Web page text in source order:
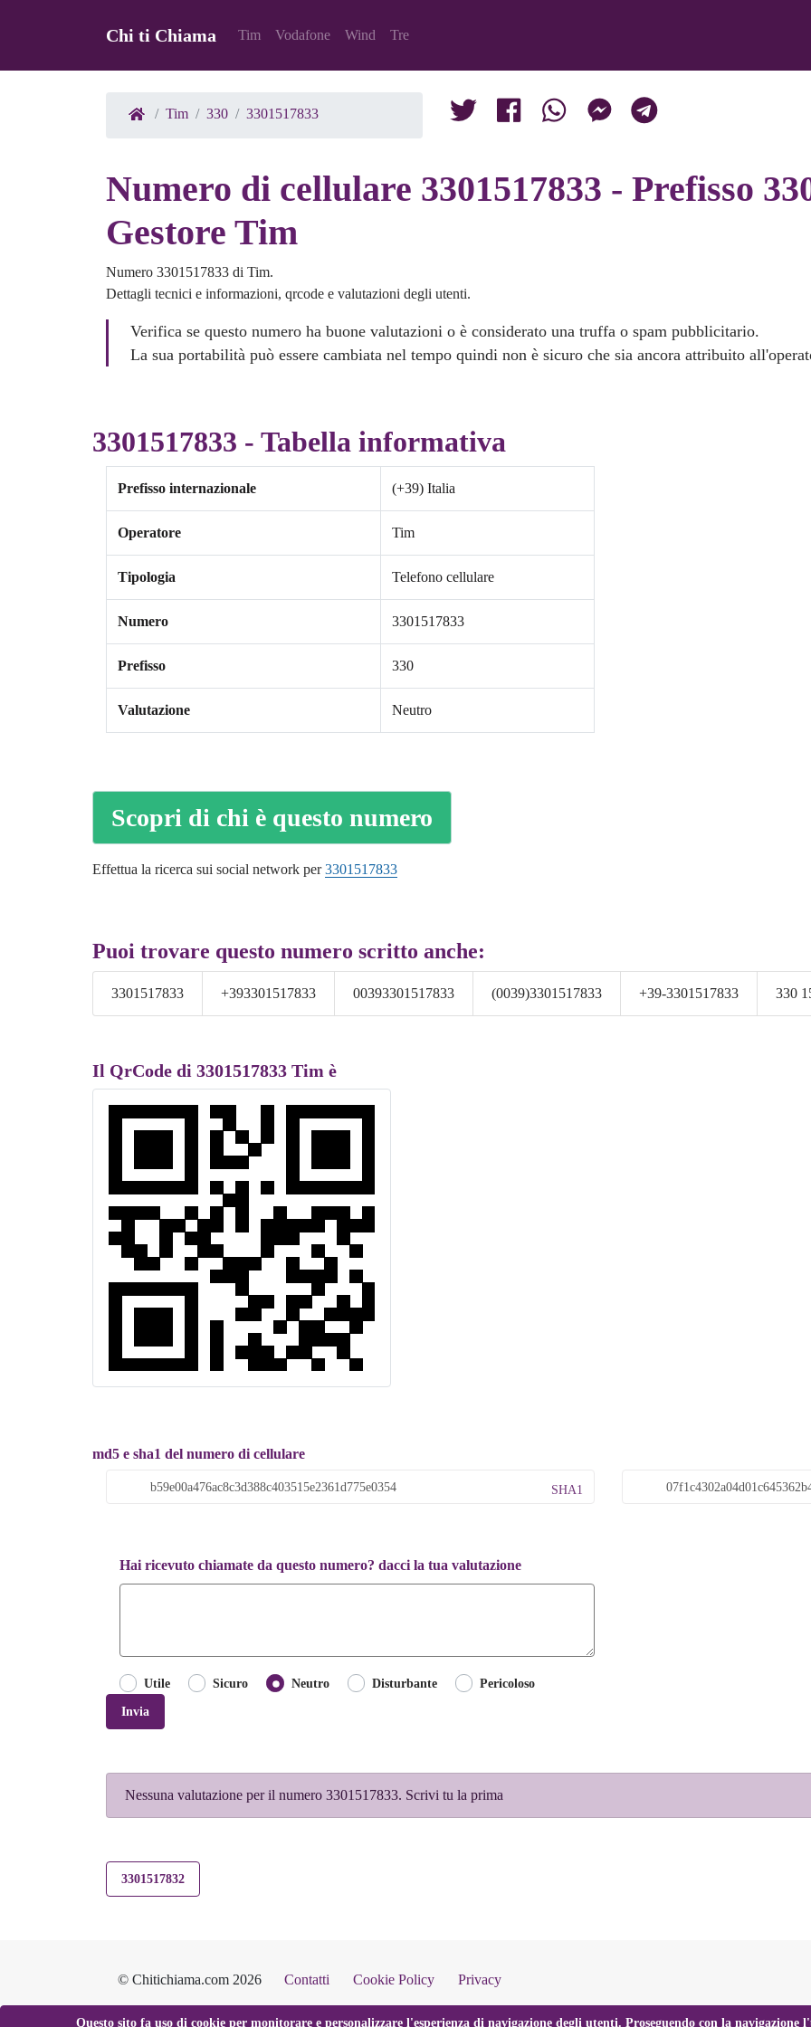
Chi ti Chiama Tim Vodafone Wind Tre
Tim 330 3301517833
Numero di cellulare 3301517833 - Prefisso
Gestore Tim
Numero 3301517833 di Tim.
Dettagli tecnici e informazioni, qrcode e valutazioni degli utenti.
Verifica se questo numero ha buone valutazioni o è considerato una truffa o spam pubblicitario.
La sua portabilità può essere cambiata nel tempo quindi non è sicuro che sia ancora attribuito
3301517833 - Tabella informativa
Prefisso internazionale (+39) Italia
Operatore Tim
Tipologia Telefono cellulare
Numero 3301517833
Prefisso 330
Valutazione Neutro
Scopri di chi è questo numero
Effettua la ricerca sui social network per3301517833
Puoi trovare questo numero scritto anche:
3301517833 +393301517833 00393301517833 (0039)3301517833 +39-3301517833 330
Il QrCode di 3301517833 Tim è
md5 e sha1 del numero di cellulare
SHA1
Hai ricevuto chiamate da questo numero? dacci la tua valutazione
Utile Sicuro Neutro Disturbante
Pericoloso
Invia
Nessuna valutazione per il numero 3301517833. Scrivi tu la prima
3301517832
© Chitichiama.com 2026 Contatti Cookie Policy Privacy
Questo sito fa uso di cookie per monitorare e personalizzare l'esperienza di navigazione degli utenti. Proseguendo con la